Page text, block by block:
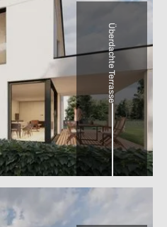
Überdachte Terrasse